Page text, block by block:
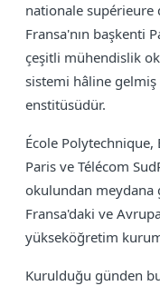
nationale supérieure
Fransa'nın başkenti
çeşitli mühendislik
sistemi hâline
enstitüsüdür.
École Polytechnique,
Paris ve Télécom
okulundan meydana
Fransa'daki ve
yükseköğretim
Kurulduğu günden